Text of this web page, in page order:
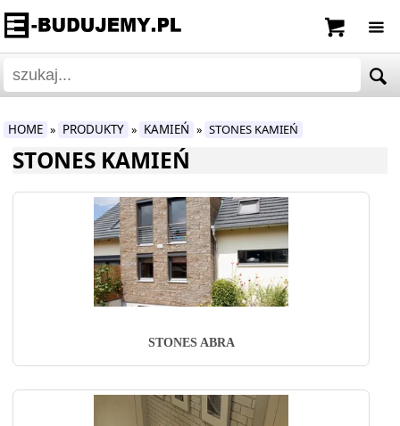
HOME » PRODUKTY » KAMIEŃ » STONES KAMIEŃ
STONES KAMIEŃ
STONES ABRA